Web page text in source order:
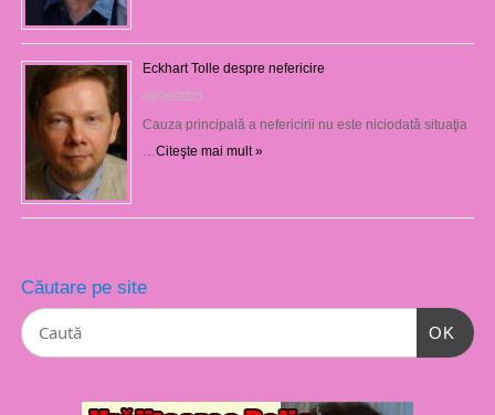
Eckhart Tolle despre nefericire
09/09/2023
Cauza principală a nefericirii nu este niciodată situaţia
…Citeşte mai mult »
Căutare pe site
OK